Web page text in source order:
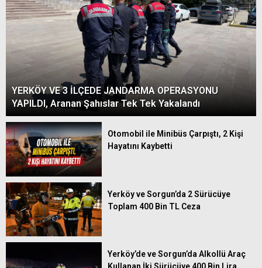
YERKÖY VE 3 İLÇEDE JANDARMA OPERASYONU
YAPILDI, Aranan Şahıslar Tek Tek Yakalandı
Otomobil ile Minibüs Çarpıştı, 2 Kişi
Hayatını Kaybetti
Yerköy ve Sorgun’da 2 Sürücüye
Toplam 400 Bin TL Ceza
Yerköy’de ve Sorgun’da Alkollü Araç
Kullanan İki Sürücüye 400 Bin Lira